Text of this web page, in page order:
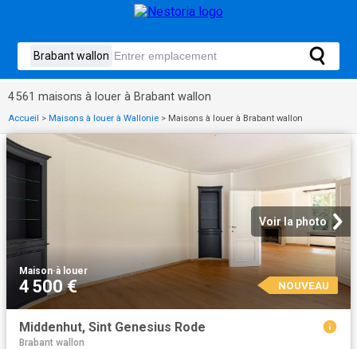
4 561 maisons à louer à Brabant wallon
Accueil > Maisons à louer à Wallonie > Maisons à louer à Brabant wallon
Voir la photo
Maison·à louer
4 500 € NOUVEAU
Middenhut, Sint Genesius Rode
Brabant wallon